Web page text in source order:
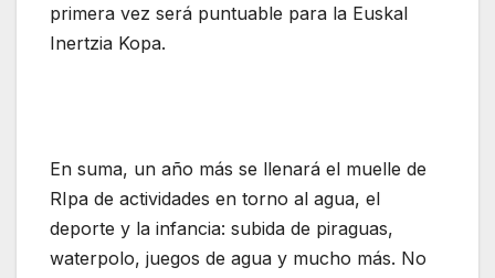
primera vez será puntuable para la Euskal
Inertzia Kopa.
En suma, un año más se llenará el muelle de
RIpa de actividades en torno al agua, el
deporte y la infancia: subida de piraguas,
waterpolo, juegos de agua y mucho más. No